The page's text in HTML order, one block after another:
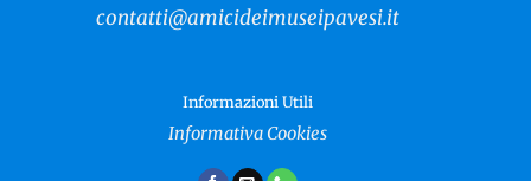
contatti@amicideimuseipavesi.it
Informazioni Utili
Informativa Cookies